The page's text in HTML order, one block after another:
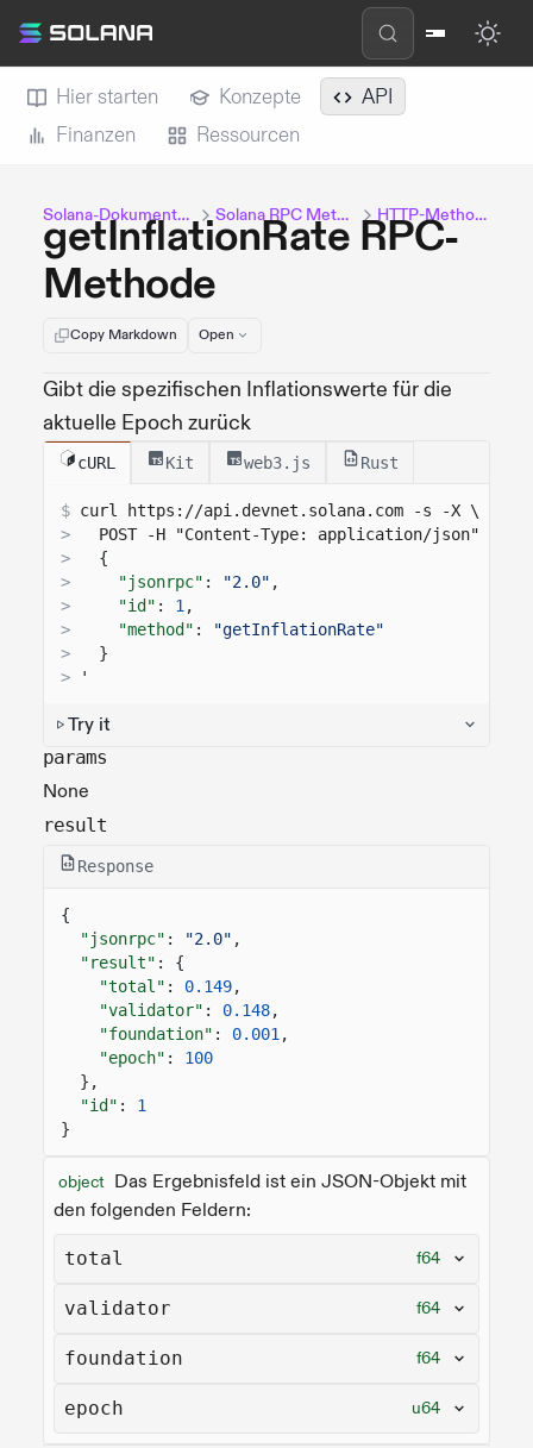
Hier starten Konzepte
API
Finanzen
Ressourcen
Solana-Dokumentation Solana RPC Methods HTTP-Methoden
getInflationRate RPC-
Methode
Copy Markdown Open
Gibt die spezifischen Inflationswerte für die
aktuelle Epoch zurück
cURL Kit web3.js Rust
$ curl https://api.devnet.solana.com -s -X \
>
POST -H "Content-Type: application/json" -d
>
{
>
"jsonrpc" : "2.0" ,
>
"id" : 1 ,
>
"method" :
"getInflationRate"
>
}
>
'
Try it
params
None
result
Response
{
"jsonrpc" : "2.0" ,
"result" : {
"total" : 0.149,
"validator" : 0.148,
"foundation" : 0.001 ,
"epoch" :
100
},
"id" :
1
}
object Das Ergebnisfeld ist ein JSON-Objekt mit
den folgenden Feldern:
total f64
validator f64
foundation f64
epoch u64